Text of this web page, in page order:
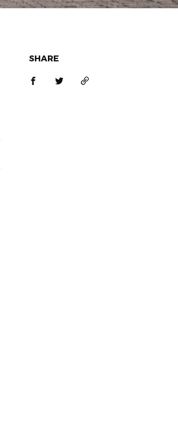
SHARE